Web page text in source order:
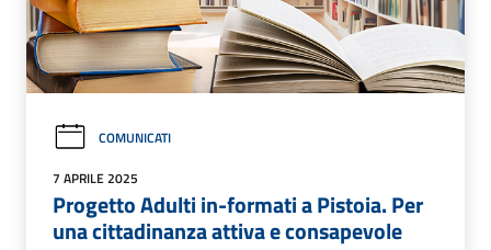
COMUNICATI
7 APRILE 2025
Progetto Adulti in-formati a Pistoia. Per
una cittadinanza attiva e consapevole